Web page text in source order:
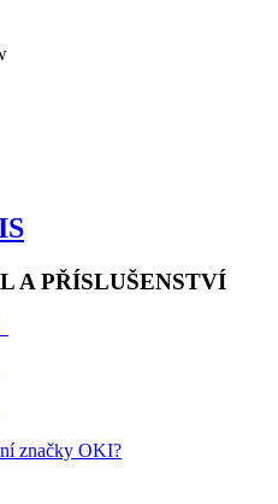
A PŘÍSLUŠENSTVÍ
značky OKI?